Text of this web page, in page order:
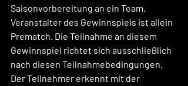
Saisonvorbereitung an ein Team.
Veranstalter des Gewinnspiels ist allein
Prematch. Die Teilnahme an diesem
Gewinnspiel richtet sich ausschließlich
nach diesen Teilnahmebedingungen.
Der Teilnehmer erkennt mit der